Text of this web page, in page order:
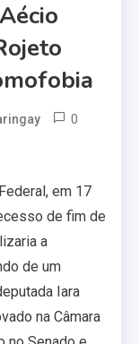
0
em 17
de fim de
a
de um
Iara
na Câmara